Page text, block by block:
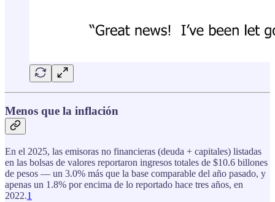
Menos que la inflación
En el 2025, las emisoras no financieras (deuda + capitales) listadas
en las bolsas de valores reportaron ingresos totales de $10.6 billones
de pesos — un 3.0% más que la base comparable del año pasado, y
apenas un 1.8% por encima de lo reportado hace tres años, en
2022.1